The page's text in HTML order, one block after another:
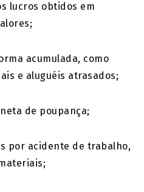
lucros obtidos em
acumulada, como
e aluguéis atrasados;
de poupança;
por acidente de trabalho,